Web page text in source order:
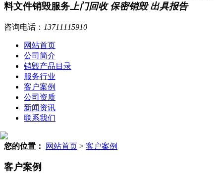
料文件销毁服务 上门回收 保密销毁 出具报告
咨询电话： 13711115910
网站首页
公司简介
销毁产品目录
服务行业
客户案例
公司资质
新闻资讯
联系我们
您的位置： 网站首页 > 客户案例
客户案例